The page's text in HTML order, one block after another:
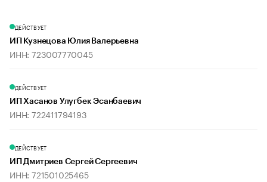
ДЕЙСТВУЕТ
ИП Кузнецова Юлия Валерьевна
ИНН: 723007770045
ДЕЙСТВУЕТ
ИП Хасанов Улугбек Эсанбаевич
ИНН: 722411794193
ДЕЙСТВУЕТ
ИП Дмитриев Сергей Сергеевич
ИНН: 721501025465